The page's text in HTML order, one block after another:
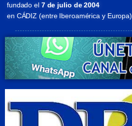
fundado el7 de julio de 2004
en CÁDIZ (entre Iberoamérica y Europa)